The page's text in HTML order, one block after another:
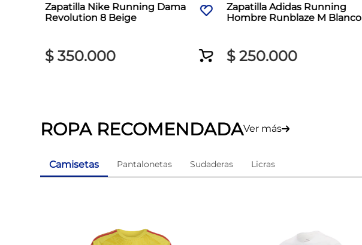
Zapatilla Nike Running Dama
Revolution 8 Beige
$ 350.000
Zapatilla Adidas Running
Hombre Runblaze M Blanco
$ 250.000
ROPA RECOMENDADAVer más
Camisetas Pantalonetas Sudaderas Licras